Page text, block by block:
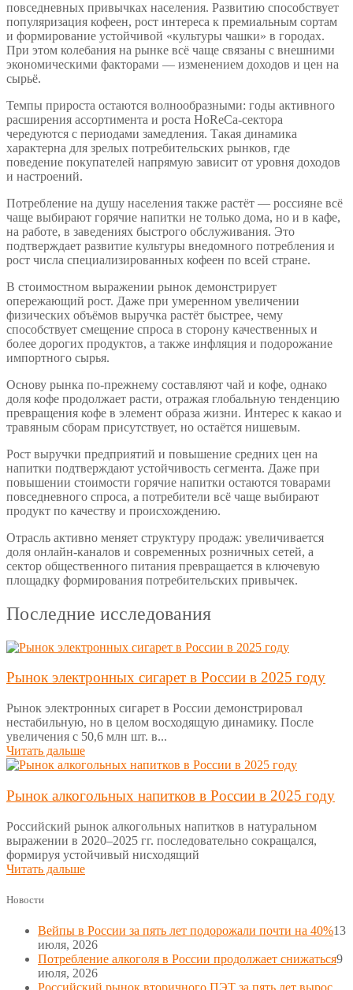
повседневных привычках населения. Развитию способствует
популяризация кофеен, рост интереса к премиальным сортам
и формирование устойчивой «культуры чашки» в городах.
При этом колебания на рынке всё чаще связаны с внешними
экономическими факторами — изменением доходов и цен на
сырьё.
Темпы прироста остаются волнообразными: годы активного
расширения ассортимента и роста HoReCa-сектора
чередуются с периодами замедления. Такая динамика
характерна для зрелых потребительских рынков, где
поведение покупателей напрямую зависит от уровня доходов
и настроений.
Потребление на душу населения также растёт — россияне всё
чаще выбирают горячие напитки не только дома, но и в кафе,
на работе, в заведениях быстрого обслуживания. Это
подтверждает развитие культуры внедомного потребления и
рост числа специализированных кофеен по всей стране.
В стоимостном выражении рынок демонстрирует
опережающий рост. Даже при умеренном увеличении
физических объёмов выручка растёт быстрее, чему
способствует смещение спроса в сторону качественных и
более дорогих продуктов, а также инфляция и подорожание
импортного сырья.
Основу рынка по-прежнему составляют чай и кофе, однако
доля кофе продолжает расти, отражая глобальную тенденцию
превращения кофе в элемент образа жизни. Интерес к какао и
травяным сборам присутствует, но остаётся нишевым.
Рост выручки предприятий и повышение средних цен на
напитки подтверждают устойчивость сегмента. Даже при
повышении стоимости горячие напитки остаются товарами
повседневного спроса, а потребители всё чаще выбирают
продукт по качеству и происхождению.
Отрасль активно меняет структуру продаж: увеличивается
доля онлайн-каналов и современных розничных сетей, а
сектор общественного питания превращается в ключевую
площадку формирования потребительских привычек.
Последние исследования
Рынок электронных сигарет в России в 2025 году
Рынок электронных сигарет в России демонстрировал
нестабильную, но в целом восходящую динамику. После
увеличения с 50,6 млн шт. в...
Читать дальше
Рынок алкогольных напитков в России в 2025 году
Российский рынок алкогольных напитков в натуральном
выражении в 2020–2025 гг. последовательно сокращался,
формируя устойчивый нисходящий
Читать дальше
Новости
Вейпы в России за пять лет подорожали почти на 40%13
июля, 2026
Потребление алкоголя в России продолжает снижаться9
июля, 2026
Российский рынок вторичного ПЭТ за пять лет вырос